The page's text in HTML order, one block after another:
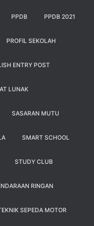
PPDB PPDB 2021
PROFIL SEKOLAH
ENTRY POST
LUNAK
SASARAN MUTU
SMART SCHOOL
STUDY CLUB
RINGAN
SEPEDA MOTOR